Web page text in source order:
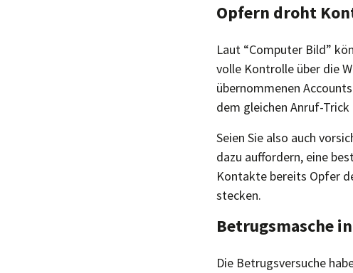
Opfern droht
Laut “Computer Bild”
volle Kontrolle über die
übernommenen
dem gleichen Anruf-Trick
Seien Sie also auch
dazu auffordern, eine
Kontakte bereits Opfer
stecken.
Betrugsmasche
Die Betrugsversuche